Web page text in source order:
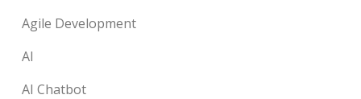
Agile Development
AI
AI Chatbot